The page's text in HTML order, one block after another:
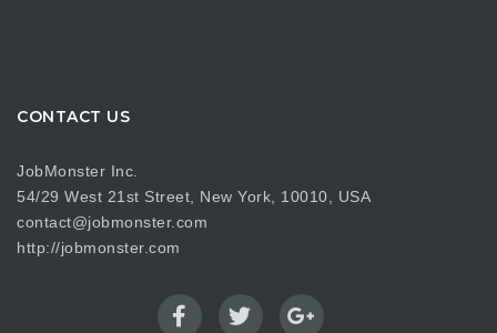
CONTACT US
JobMonster Inc.
54/29 West 21st Street, New York, 10010, USA
contact@jobmonster.com
http://jobmonster.com